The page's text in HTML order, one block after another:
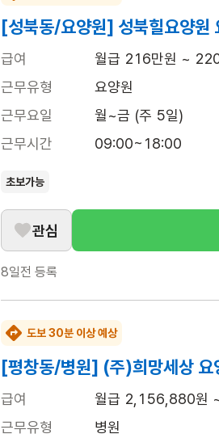
[성북동/요양원] 성북힐요양원
급여
월급 216만원 ~
근무유형
요양원
근무요일
월~금 (주 5일)
근무시간
09:00~18:00
초보가능
관심
8일전 등록
도보 30분 이상 예상
[평창동/병원] (주)희망세상 요
급여
월급 2,156,880원
근무유형
병원